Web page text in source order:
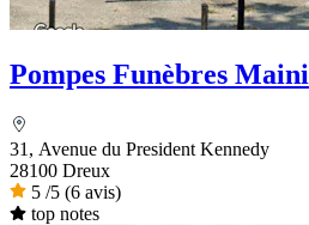
Pompes Funèbres Maini
31, Avenue du President Kennedy
28100 Dreux
5 /5 (6 avis)
top notes